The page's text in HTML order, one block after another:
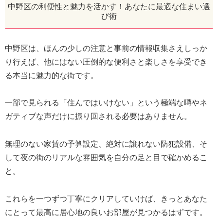
中野区の利便性と魅力を活かす！あなたに最適な住まい選
び術
中野区は、ほんの少しの注意と事前の情報収集さえしっか
り行えば、他にはない圧倒的な便利さと楽しさを享受でき
る本当に魅力的な街です。
一部で見られる「住んではいけない」という極端な噂やネ
ガティブな声だけに振り回される必要はありません。
無理のない家賃の予算設定、絶対に譲れない防犯設備、そ
して夜の街のリアルな雰囲気を自分の足と目で確かめるこ
と。
これらを一つずつ丁寧にクリアしていけば、きっとあなた
にとって最高に居心地の良いお部屋が見つかるはずです。